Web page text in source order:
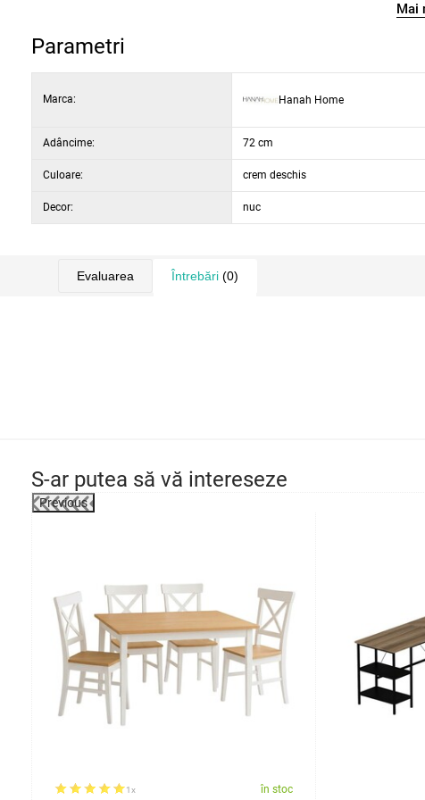
albă conferă mesei o eleganță atemporală și un caracter confortabil.Mai
Parametri
Marca: Hanah Home
Adâncime: 72 cm
Culoare: crem deschis
Decor: nuc
Evaluarea Întrebări (0)
S-ar putea să vă intereseze
Previous
1x în stoc